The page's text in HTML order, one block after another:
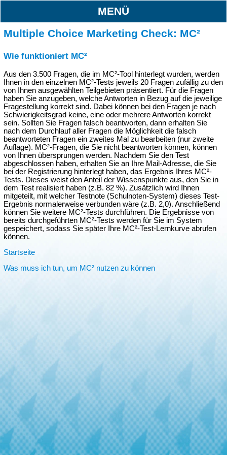
MENÜ
Multiple Choice Marketing Check: MC²
Wie funktioniert MC²
Aus den 3.500 Fragen, die im MC²-Tool hinterlegt wurden, werden
Ihnen in den einzelnen MC²-Tests jeweils 20 Fragen zufällig zu den
von Ihnen ausgewählten Teilgebieten präsentiert. Für die Fragen
haben Sie anzugeben, welche Antworten in Bezug auf die jeweilige
Fragestellung korrekt sind. Dabei können bei den Fragen je nach
Schwierigkeitsgrad keine, eine oder mehrere Antworten korrekt
sein. Sollten Sie Fragen falsch beantworten, dann erhalten Sie
nach dem Durchlauf aller Fragen die Möglichkeit die falsch
beantworteten Fragen ein zweites Mal zu bearbeiten (nur zweite
Auflage). MC²-Fragen, die Sie nicht beantworten können, können
von Ihnen übersprungen werden. Nachdem Sie den Test
abgeschlossen haben, erhalten Sie an Ihre Mail-Adresse, die Sie
bei der Registrierung hinterlegt haben, das Ergebnis Ihres MC²-
Tests. Dieses weist den Anteil der Wissenspunkte aus, den Sie in
dem Test realisiert haben (z.B. 82 %). Zusätzlich wird Ihnen
mitgeteilt, mit welcher Testnote (Schulnoten-System) dieses Test-
Ergebnis normalerweise verbunden wäre (z.B. 2,0). Anschließend
können Sie weitere MC²-Tests durchführen. Die Ergebnisse von
bereits durchgeführten MC²-Tests werden für Sie im System
gespeichert, sodass Sie später Ihre MC²-Test-Lernkurve abrufen
können.
Startseite
Was muss ich tun, um MC² nutzen zu können